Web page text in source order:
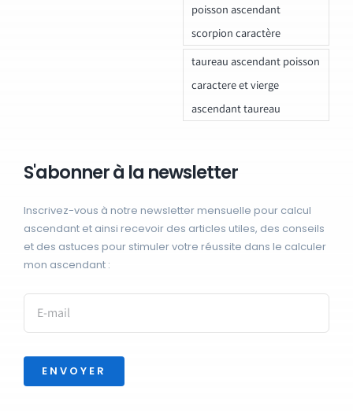
poisson ascendant
scorpion caractère
taureau ascendant poisson
caractere et vierge
ascendant taureau
S'abonner à la newsletter
Inscrivez-vous à notre newsletter mensuelle pour calcul
ascendant et ainsi recevoir des articles utiles, des conseils
et des astuces pour stimuler votre réussite dans le calculer
mon ascendant :
ENVOYER